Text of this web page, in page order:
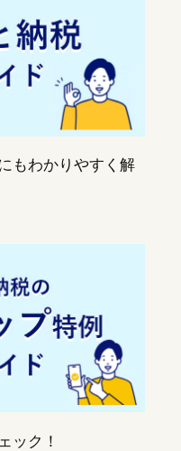
もわかりやすく解
ック！